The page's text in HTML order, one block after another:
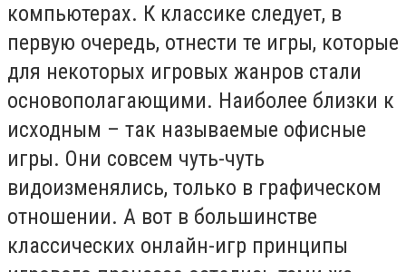
компьютерах. К классике следует, в
первую очередь, отнести те игры, которые
для некоторых игровых жанров стали
основополагающими. Наиболее близки к
исходным – так называемые офисные
игры. Они совсем чуть-чуть
видоизменялись, только в графическом
отношении. А вот в большинстве
классических онлайн-игр принципы